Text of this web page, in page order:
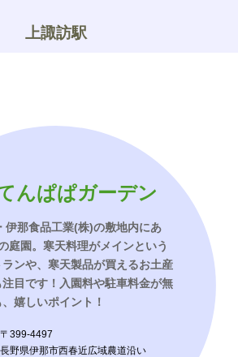
上諏訪駅
んぱぱガーデン
伊那食品工業(株)の敷地内にあ
庭園。寒天料理がメインという
ンや、寒天製品が買えるお土産
目です！入園料や駐車料金が無
嬉しいポイント！
〒399-4497
長野県伊那市西春近広域農道沿い